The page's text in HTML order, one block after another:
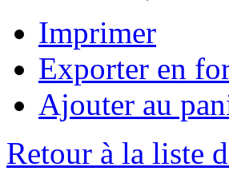
Imprimer
Exporter en
Ajouter au
Retour à la liste